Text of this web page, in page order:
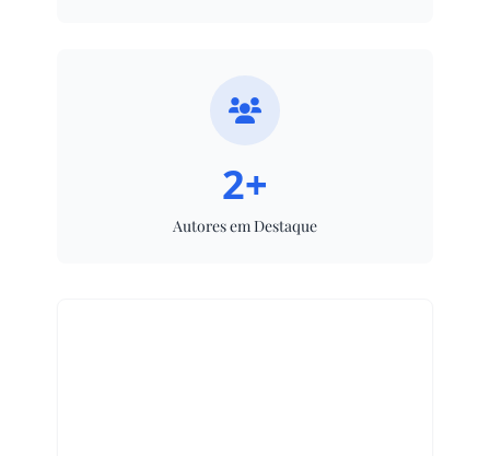
2+
Autores em Destaque